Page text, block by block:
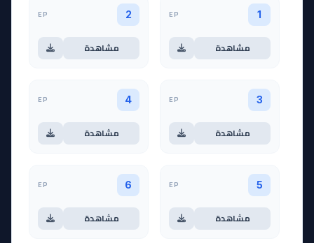
1
EP
مشاهدة
2
EP
مشاهدة
3
EP
مشاهدة
4
EP
مشاهدة
5
EP
مشاهدة
6
EP
مشاهدة